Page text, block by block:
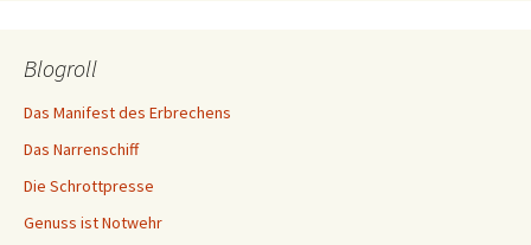
Blogroll
Das Manifest des Erbrechens
Das Narrenschiff
Die Schrottpresse
Genuss ist Notwehr